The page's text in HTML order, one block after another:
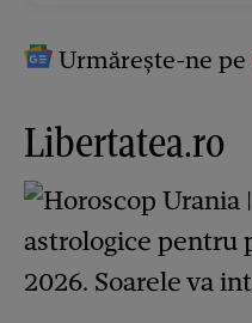
Urmărește-ne pe
Libertatea.ro